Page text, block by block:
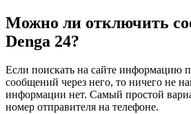
Можно ли отключить
Denga 24?
Если поискать на сайте информацию
сообщений через него, то ничего не
информации нет. Самый простой
номер отправителя на телефоне.